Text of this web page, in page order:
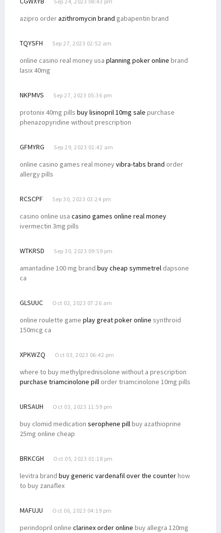
azipro orderazithromycin brand gabapentin brand
TQYSFH Sep 27, 2023 02:52 am
online casino real money usa planning poker online brand
lasix 40mg
NKPMVS Sep 27, 2023 05:36 pm
protonix 40mg pills buy lisinopril 10mg sale purchase
phenazopyridine without prescription
GFMYRG Sep 29, 2023 01:42 am
online casino games real moneyvibra-tabs brand order
allergy pills
RCSCPF Sep 30, 2023 03:24 pm
casino online usa casino games online real money
ivermectin 3mg pills
WTKRSD Sep 30, 2023 09:59 pm
amantadine 100 mg brand buy cheap symmetrel dapsone
ca
GLSUUC Oct 02, 2023 07:26 am
online roulette game play great poker online synthroid
150mcg ca
XPKWZQ Oct 03, 2023 06:42 pm
where to buy methylprednisolone without a prescription
purchase triamcinolone pill order triamcinolone 10mg pills
URSAUH Oct 03, 2023 11:59 pm
buy clomid medication serophene pillbuy azathioprine
25mg online cheap
BRKCGH Oct 05, 2023 01:18 pm
levitra brand buy generic vardenafil over the counterhow
to buy zanaflex
MAFUJU Oct 06, 2023 04:19 pm
perindopril online clarinex order online buy allegra 120mg